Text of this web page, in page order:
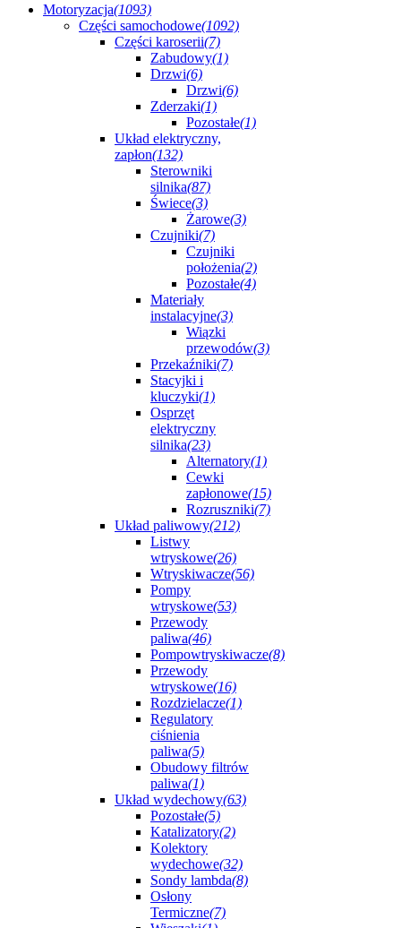
Motoryzacja(1093)
Części samochodowe(1092)
Części karoserii(7)
Zabudowy(1)
Drzwi(6)
Drzwi(6)
Zderzaki(1)
Pozostałe(1)
Układ elektryczny,
zapłon(132)
Sterowniki
silnika(87)
Świece(3)
Żarowe(3)
Czujniki(7)
Czujniki
położenia(2)
Pozostałe(4)
Materiały
instalacyjne(3)
Wiązki
przewodów(3)
Przekaźniki(7)
Stacyjki i
kluczyki(1)
Osprzęt
elektryczny
silnika(23)
Alternatory(1)
Cewki
zapłonowe(15)
Rozruszniki(7)
Układ paliwowy(212)
Listwy
wtryskowe(26)
Wtryskiwacze(56)
Pompy
wtryskowe(53)
Przewody
paliwa(46)
Pompowtryskiwacze(8)
Przewody
wtryskowe(16)
Rozdzielacze(1)
Regulatory
ciśnienia
paliwa(5)
Obudowy filtrów
paliwa(1)
Układ wydechowy(63)
Pozostałe(5)
Katalizatory(2)
Kolektory
wydechowe(32)
Sondy lambda(8)
Osłony
Termiczne(7)